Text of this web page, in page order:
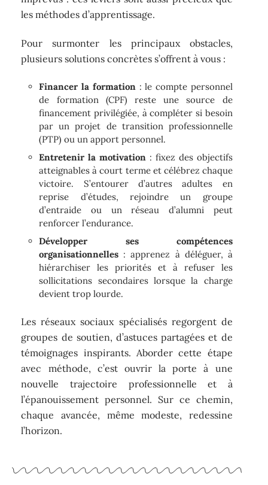
les méthodes d’apprentissage.
Pour surmonter les principaux obstacles,
plusieurs solutions concrètes s’offrent à vous :
Financer la formation: le compte personnel
de formation (CPF) reste une source de
financement privilégiée, à compléter si besoin
par un projet de transition professionnelle
(PTP) ou un apport personnel.
Entretenir la motivation : fixez des objectifs
atteignables à court terme et célébrez chaque
victoire. S’entourer d’autres adultes en
reprise d’études, rejoindre un groupe
d’entraide ou un réseau d’alumni peut
renforcer l’endurance.
Développer ses compétences
organisationnelles : apprenez à déléguer, à
hiérarchiser les priorités et à refuser les
sollicitations secondaires lorsque la charge
devient trop lourde.
Les réseaux sociaux spécialisés regorgent de
groupes de soutien, d’astuces partagées et de
témoignages inspirants. Aborder cette étape
avec méthode, c’est ouvrir la porte à une
nouvelle trajectoire professionnelle et à
l’épanouissement personnel. Sur ce chemin,
chaque avancée, même modeste, redessine
l’horizon.